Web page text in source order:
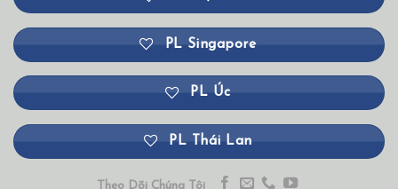
PL Singapore
PL Úc
PL Thái Lan
Theo Dõi Chúng Tôi